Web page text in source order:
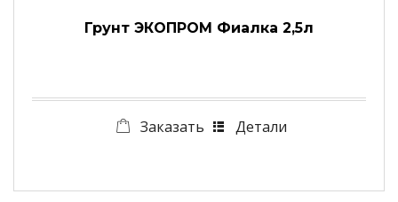
Грунт ЭКОПРОМ Фиалка 2,5л
Заказать Детали